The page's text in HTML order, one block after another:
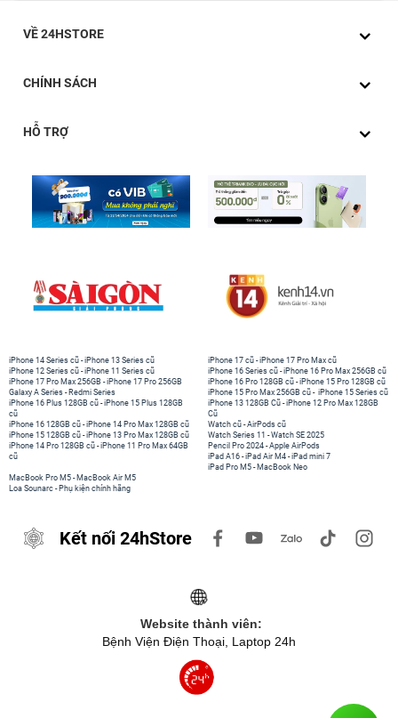
VỀ 24HSTORE
CHÍNH SÁCH
HỖ TRỢ
iPhone 14 Series cũ -iPhone 13 Series cũ
iPhone 12 Series cũ -iPhone 11 Series cũ
iPhone 17 Pro Max 256GB -iPhone 17 Pro 256GB
Galaxy A Series - Redmi Series
iPhone 17 cũ -iPhone 17 Pro Max cũ
iPhone 16 Series cũ - iPhone 16 Pro Max 256GB cũ
iPhone 16 Pro 128GB cũ -iPhone 15 Pro 128GB cũ
iPhone 15 Pro Max 256GB cũ - iPhone 15 Series cũ
iPhone 16 Plus 128GB cũ -iPhone 15 Plus 128GB
cũ
iPhone 16 128GB cũ -iPhone 14 Pro Max 128GB cũ
iPhone 15 128GB cũ -iPhone 13 Pro Max 128GB cũ
iPhone 14 Pro 128GB cũ -iPhone 11 Pro Max 64GB
cũ
iPhone 13 128GB Cũ -iPhone 12 Pro Max 128GB
Cũ
Watch cũ -AirPods cũ
Watch Series 11 -Watch SE 2025
Pencil Pro 2024 -Apple AirPods
iPad A16 -iPad Air M4 -iPad mini 7
iPad Pro M5 - MacBook Neo
MacBook Pro M5 - MacBook Air M5
Loa Sounarc - Phụ kiện chính hãng
Kết nối 24hStore
Website thành viên:
Bệnh Viện Điện Thoại, Laptop 24h